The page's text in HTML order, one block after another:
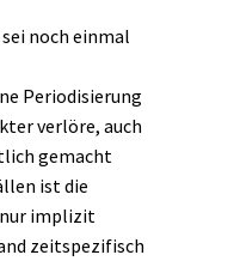
noch einmal
Periodisierung
verlöre, auch
gemacht
ist die
implizit
zeitspezifisch